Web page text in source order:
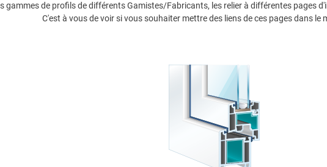
gammes de profils de différents Gamistes/Fabricants, les relier à différentes pages
C'est à vous de voir si vous souhaiter mettre des liens de ces pages dans le